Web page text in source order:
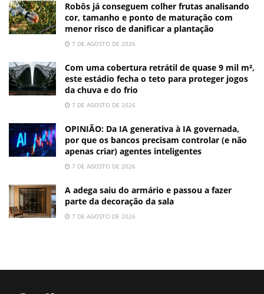
Robôs já conseguem colher frutas analisando
cor, tamanho e ponto de maturação com
menor risco de danificar a plantação
7 DE AGOSTO DE 2026
Com uma cobertura retrátil de quase 9 mil m²,
este estádio fecha o teto para proteger jogos
da chuva e do frio
7 DE AGOSTO DE 2026
OPINIÃO: Da IA generativa à IA governada,
por que os bancos precisam controlar (e não
apenas criar) agentes inteligentes
7 DE AGOSTO DE 2026
A adega saiu do armário e passou a fazer
parte da decoração da sala
7 DE AGOSTO DE 2026